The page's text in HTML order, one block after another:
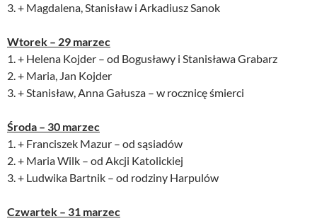
3. + Magdalena, Stanisław i Arkadiusz Sanok
Wtorek – 29 marzec
1. + Helena Kojder – od Bogusławy i Stanisława Grabarz
2. + Maria, Jan Kojder
3. + Stanisław, Anna Gałusza – w rocznicę śmierci
Środa – 30 marzec
1. + Franciszek Mazur – od sąsiadów
2. + Maria Wilk – od Akcji Katolickiej
3. + Ludwika Bartnik – od rodziny Harpulów
Czwartek – 31 marzec